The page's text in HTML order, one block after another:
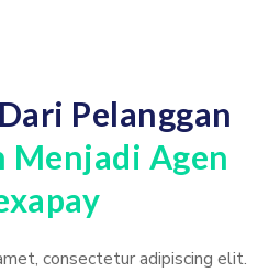
Pelanggan
Menjadi Agen
consectetur adipiscing elit.